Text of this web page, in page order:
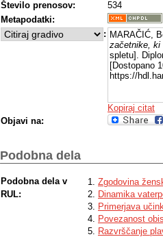
Število prenosov:
534
Metapodatki:
: MARAČIĆ,
začetnike, ki
spletu].
[Dostopano
https://
Kopiraj citat
Objavi na:
Podobna dela
Podobna dela v
RUL:
Zgodovina
Dinamika
Primerjava
Povezanost
Razvrščanje